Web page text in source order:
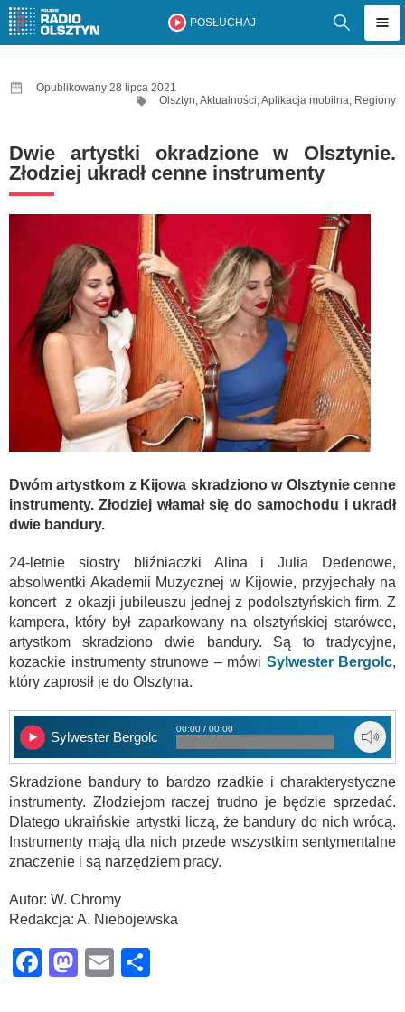
POSŁUCHAJ
Opublikowany 28 lipca 2021
Olsztyn,Aktualności,Aplikacja mobilna, Regiony
Dwie artystki okradzione w Olsztynie.
Złodziej ukradł cenne instrumenty
Dwóm artystkom z Kijowa skradziono w Olsztynie cenne
instrumenty. Złodziej włamał się do samochodu i ukradł
dwie bandury.
24-letnie siostry bliźniaczki Alina i Julia Dedenowe,
absolwentki Akademii Muzycznej w Kijowie, przyjechały na
koncert z okazji jubileuszu jednej z podolsztyńskich firm. Z
kampera, który był zaparkowany na olsztyńskiej starówce,
artystkom skradziono dwie bandury. Są to tradycyjne,
kozackie instrumenty strunowe – mówi Sylwester Bergolc,
który zaprosił je do Olsztyna.
Sylwester Bergolc
00:00 / 00:00
Skradzione bandury to bardzo rzadkie i charakterystyczne
instrumenty. Złodziejom raczej trudno je będzie sprzedać.
Dlatego ukraińskie artystki liczą, że bandury do nich wrócą.
Instrumenty mają dla nich przede wszystkim sentymentalne
znaczenie i są narzędziem pracy.
Autor: W. Chromy
Redakcja: A. Niebojewska
Facebook
Mastodon
Email